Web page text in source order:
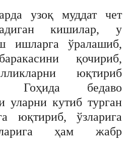
узоқ муддат чет
кишилар, у
ишларга ўралашиб,
қочириб,
юқтириб
Гоҳида бедаво
уларни кутиб турган
юқтириб, ўзларига
ҳам жабр